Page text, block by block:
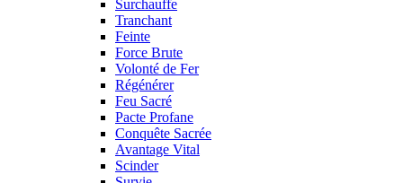
Surchauffe
Tranchant
Feinte
Force Brute
Volonté de Fer
Régénérer
Feu Sacré
Pacte Profane
Conquête Sacrée
Avantage Vital
Scinder